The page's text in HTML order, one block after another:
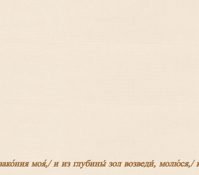
моя́,/ и из глубины́ зол возведи́,